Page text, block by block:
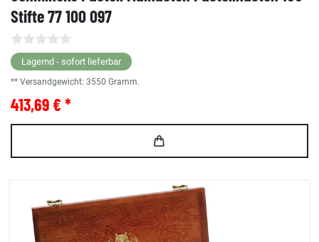
Stifte 77 100 097
Lagernd - sofort lieferbar
** Versandgewicht: 3550 Gramm.
413,69 € *